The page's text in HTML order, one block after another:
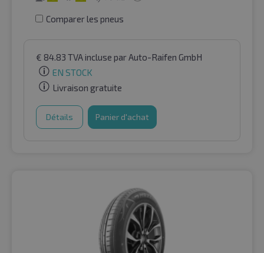
Comparer les pneus
€ 84.83 TVA incluse par Auto-Raifen GmbH
EN STOCK
Livraison gratuite
Détails Panier d'achat